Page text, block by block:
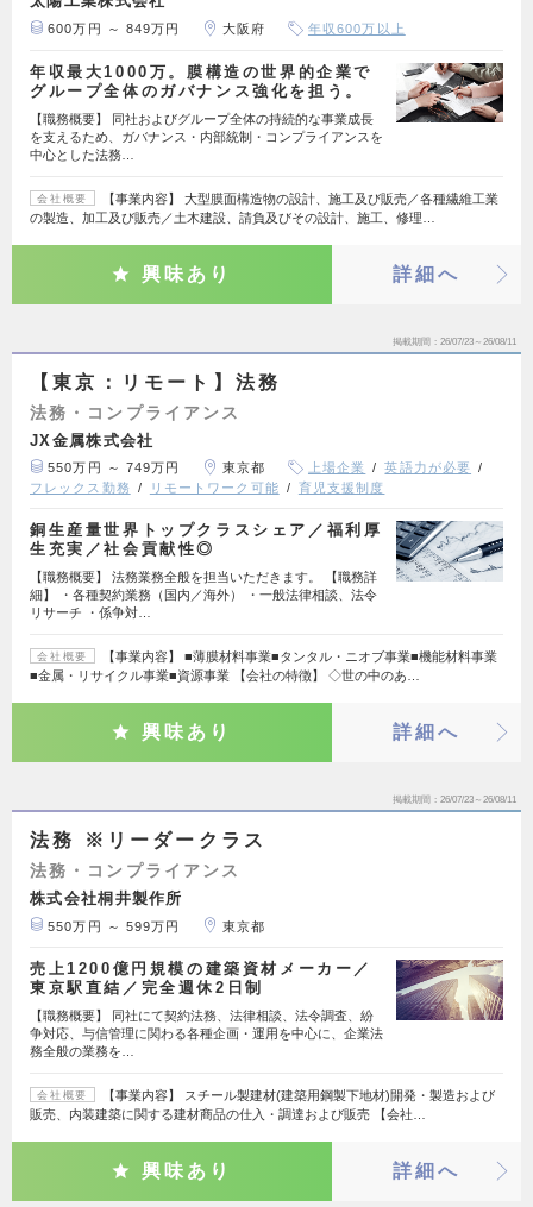
600万円 ～ 849万円 大阪府 年収600万以上
年収最大1000万。膜構造の世界的企業で
グループ全体のガバナンス強化を担う。
【職務概要】 同社およびグループ全体の持続的な事業成長
を支えるため、ガバナンス・内部統制・コンプライアンスを
中心とした法務…
会社概要
【事業内容】 大型膜面構造物の設計、施工及び販売／各種繊維工業
の製造、加工及び販売／土木建設、請負及びその設計、施工、修理…
興味あり 詳細へ
掲載期間 26/07/23～26/08/11
【東京：リモート】法務
法務・コンプライアンス
JX金属株式会社
550万円 ～ 749万円 東京都 上場企業
英語力が必要
フレックス勤務
リモートワーク可能 育児支援制度
銅生産量世界トップクラスシェア／福利厚
生充実／社会貢献性◎
【職務概要】 法務業務全般を担当いただきます。 【職務詳
細】 ・各種契約業務（国内／海外） ・一般法律相談、法令
リサーチ ・係争対…
会社概要
【事業内容】 ■薄膜材料事業■タンタル・ニオブ事業■機能材料事業
■金属・リサイクル事業■資源事業 【会社の特徴】 ◇世の中のあ…
興味あり 詳細へ
掲載期間 26/07/23～26/08/11
法務 ※リーダークラス
法務・コンプライアンス
株式会社桐井製作所
550万円 ～ 599万円 東京都
売上1200億円規模の建築資材メーカー／
東京駅直結／完全週休2日制
【職務概要】 同社にて契約法務、法律相談、法令調査、紛
争対応、与信管理に関わる各種企画・運用を中心に、企業法
務全般の業務を…
会社概要
【事業内容】 スチール製建材(建築用鋼製下地材)開発・製造および
販売、内装建築に関する建材商品の仕入・調達および販売 【会社…
興味あり 詳細へ